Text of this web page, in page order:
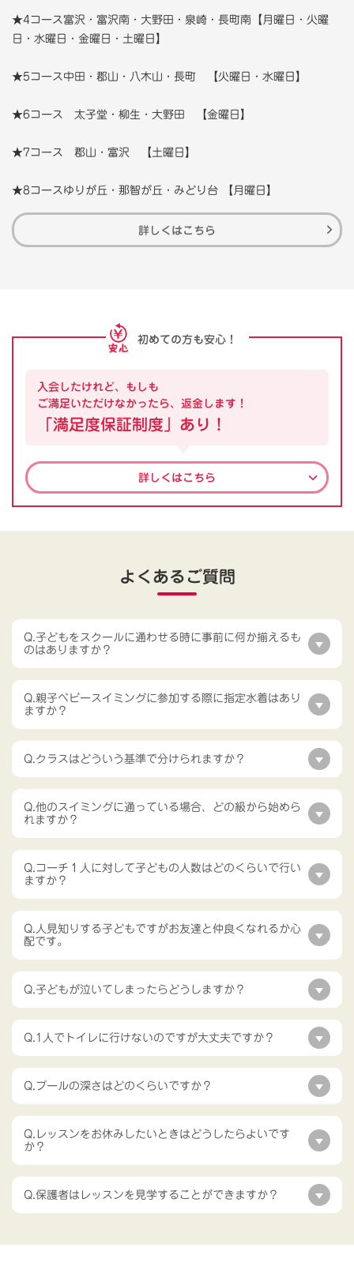
★4コース富沢・富沢南・大野田・泉崎・長町南【月曜日・火曜
日・水曜日・金曜日・土曜日】
★5コース中田・郡山・八木山・長町 【火曜日・水曜日】
★6コース 太子堂・柳生・大野田 【金曜日】
★7コース 郡山・富沢 【土曜日】
★8コースゆりが丘・那智が丘・みどり台 【月曜日】
詳しくはこちら
初めての方も安心！
入会したけれど、もしも
ご満足いただけなかったら、返金します！
「満足度保証制度」あり！
詳しくはこちら
よくあるご質問
Q.子どもをスクールに通わせる時に事前に何か揃えるも
のはありますか？
Q.親子ベビースイミングに参加する際に指定水着はあり
ますか？
Q.クラスはどういう基準で分けられますか？
Q.他のスイミングに通っている場合、どの級から始めら
れますか？
Q.コーチ１人に対して子どもの人数はどのくらいで行い
ますか？
Q.人見知りする子どもですがお友達と仲良くなれるか心
配です。
Q.子どもが泣いてしまったらどうしますか？
Q.1人でトイレに行けないのですが大丈夫ですか？
Q.プールの深さはどのくらいですか？
Q.レッスンをお休みしたいときはどうしたらよいです
か？
Q.保護者はレッスンを見学することができますか？